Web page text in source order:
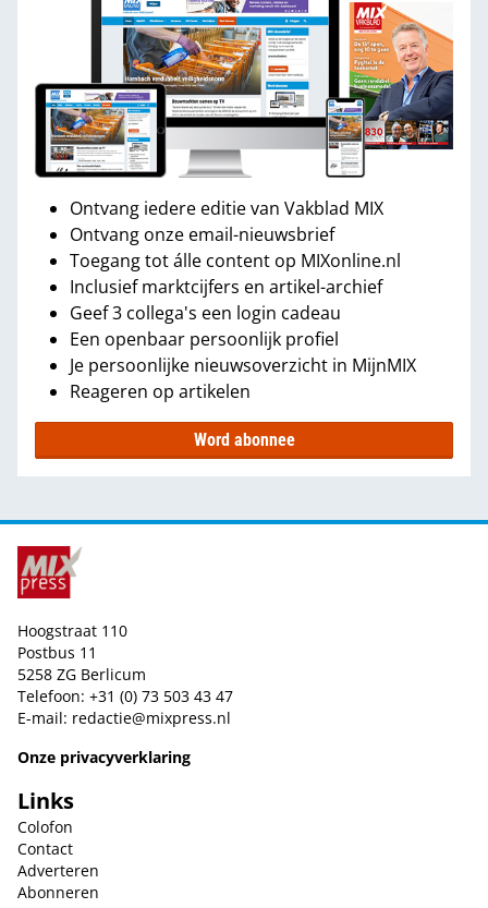
Ontvang iedere editie van Vakblad MIX
Ontvang onze email-nieuwsbrief
Toegang tot álle content op MIXonline.nl
Inclusief marktcijfers en artikel-archief
Geef 3 collega's een login cadeau
Een openbaar persoonlijk profiel
Je persoonlijke nieuwsoverzicht in MijnMIX
Reageren op artikelen
Word abonnee
Hoogstraat 110
Postbus 11
5258 ZG Berlicum
Telefoon: +31 (0) 73 503 43 47
E-mail: redactie@mixpress.nl
Onze privacyverklaring
Links
Colofon
Contact
Adverteren
Abonneren